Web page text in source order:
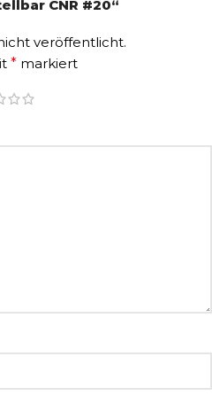
CNR #20“
veröffentlicht.
* markiert